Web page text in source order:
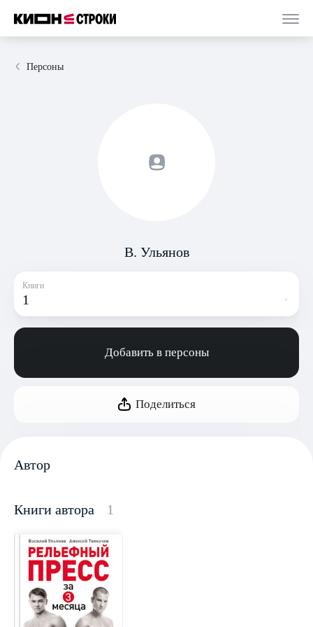
Персоны
В. Ульянов
Книги
1
Добавить в персоны
Поделиться
Автор
Книги автора 1